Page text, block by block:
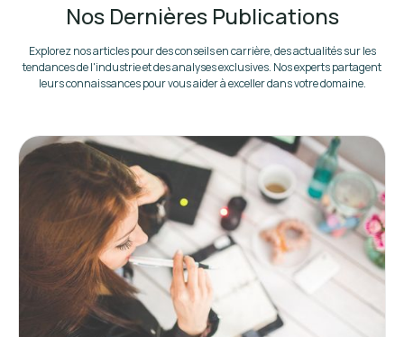
Nos Dernières Publications
Explorez nos articles pour des conseils en carrière, des actualités sur les
tendances de l'industrie et des analyses exclusives. Nos experts partagent
leurs connaissances pour vous aider à exceller dans votre domaine.